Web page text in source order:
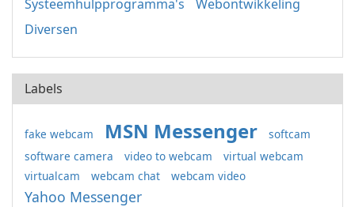
Systeemhulpprogramma's
Webontwikkeling
Diversen
Labels
fake webcam MSN Messenger
softcam
software camera
video to webcam
virtual webcam
virtualcam
webcam chat webcam video
Yahoo Messenger